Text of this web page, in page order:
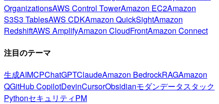
OrganizationsAWS Control TowerAmazon EC2Amazon
S3S3 TablesAWS CDKAmazon QuickSightAmazon
RedshiftAWS AmplifyAmazon CloudFrontAmazon Connect
注目のテーマ
生成AIMCPChatGPTClaudeAmazon BedrockRAGAmazon
QGitHub CopilotDevinCursorObsidianモダンデータスタック
PythonセキュリティPM